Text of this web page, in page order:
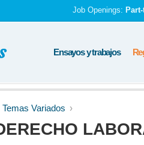
Job Openings:
Ensayos y trabajos
Temas Variados